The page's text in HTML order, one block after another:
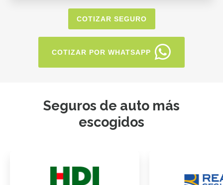
COTIZAR SEGURO
COTIZAR POR WHATSAPP
Seguros de auto más
escogidos